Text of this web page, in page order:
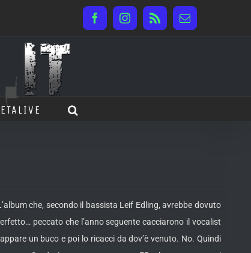
FacebookInstagram
Rss Email
che, secondo il bassista Leif Edling, avrebbe dovuto
peccato che l’anno seguente cacciarono il vocalist
un buco e poi lo ricacci da dov’è venuto. No. Quindi